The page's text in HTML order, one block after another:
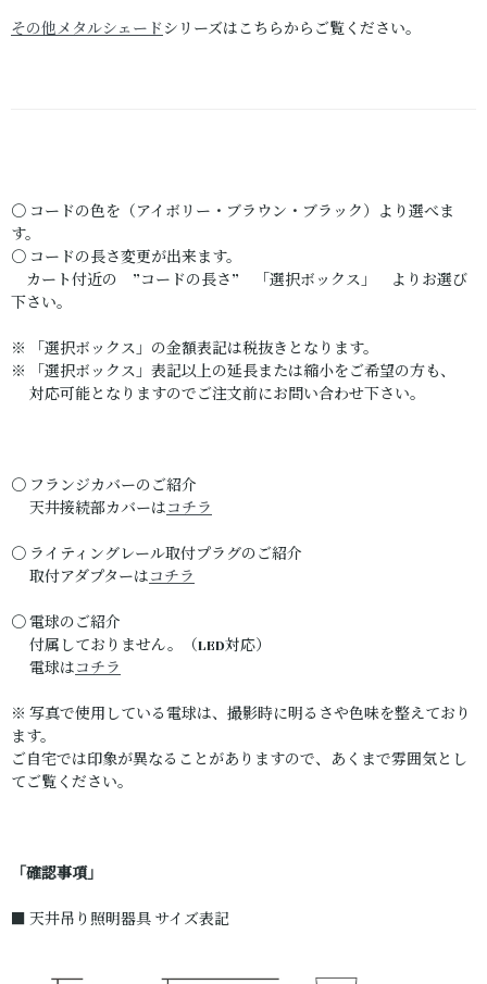
その他メタルシェードシリーズはこちらからご覧ください。
〇 コードの色を（アイボリー・ブラウン・ブラック）より選べま
す。
〇 コードの長さ変更が出来ます。
カート付近の ”コードの長さ” 「選択ボックス」 よりお選び
下さい。
※ 「選択ボックス」の金額表記は税抜きとなります。
※ 「選択ボックス」表記以上の延長または縮小をご希望の方も、
対応可能となりますのでご注文前にお問い合わせ下さい。
〇 フランジカバーのご紹介
天井接続部カバーはコチラ
〇 ライティングレール取付プラグのご紹介
取付アダプターはコチラ
〇 電球のご紹介
付属しておりません。（LED対応）
電球はコチラ
※ 写真で使用している電球は、撮影時に明るさや色味を整えており
ます。
ご自宅では印象が異なることがありますので、あくまで雰囲気とし
てご覧ください。
「確認事項」
■ 天井吊り照明器具 サイズ表記